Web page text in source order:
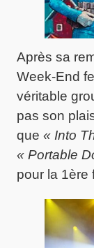
Après sa
Week-End
véritable
pas son
que « Into
« Portable
pour la 1ère